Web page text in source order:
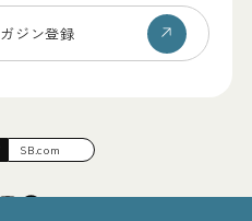
ジン登録
SB.com